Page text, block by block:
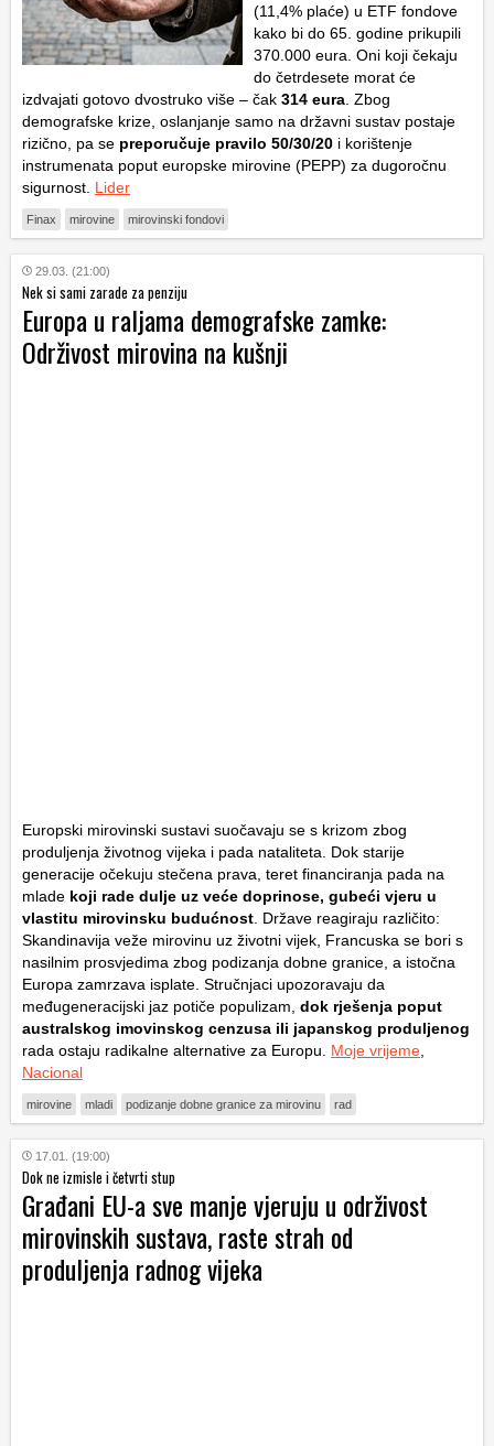
(11,4% plaće) u ETF fondove
kako bi do 65. godine prikupili
370.000 eura. Oni koji čekaju
do četrdesete morat će
izdvajati gotovo dvostruko više – čak 314 eura . Zbog
demografske krize, oslanjanje samo na državni sustav postaje
rizično, pa se preporučuje pravilo 50/30/20 i korištenje
instrumenata poput europske mirovine (PEPP) za dugoročnu
sigurnost. Lider
Finax mirovine mirovinski fondovi
29.03. (21:00)
Nek si sami zarade za penziju
Europa u raljama demografske zamke:
Održivost mirovina na kušnji
Europski mirovinski sustavi suočavaju se s krizom zbog
produljenja životnog vijeka i pada nataliteta. Dok starije
generacije očekuju stečena prava, teret financiranja pada na
mlade koji rade dulje uz veće doprinose, gubeći vjeru u
vlastitu mirovinsku budućnost. Države reagiraju različito:
Skandinavija veže mirovinu uz životni vijek, Francuska se bori s
nasilnim prosvjedima zbog podizanja dobne granice, a istočna
Europa zamrzava isplate. Stručnjaci upozoravaju da
međugeneracijski jaz potiče populizam, dok rješenja poput
australskog imovinskog cenzusa ili japanskog produljenog
rada ostaju radikalne alternative za Europu. Moje vrijeme,
Nacional
mirovine mladi podizanje dobne granice za mirovinu rad
17.01. (19:00)
Dok ne izmisle i četvrti stup
Građani EU-a sve manje vjeruju u održivost
mirovinskih sustava, raste strah od
produljenja radnog vijeka